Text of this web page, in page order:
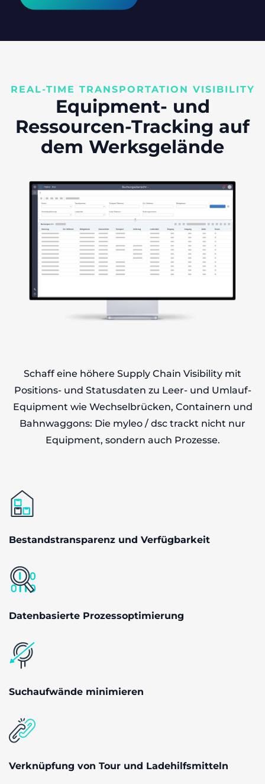
REAL-TIME TRANSPORTATION VISIBILITY
Equipment- und
Ressourcen-Tracking auf
dem Werksgelände
Schaff eine höhere Supply Chain Visibility mit
Positions- und Statusdaten zu Leer- und Umlauf-
Equipment wie Wechselbrücken, Containern und
Bahnwaggons: Die myleo / dsc trackt nicht nur
Equipment, sondern auch Prozesse.
Bestandstransparenz und Verfügbarkeit
Datenbasierte Prozessoptimierung
Suchaufwände minimieren
Verknüpfung von Tour und Ladehilfsmitteln